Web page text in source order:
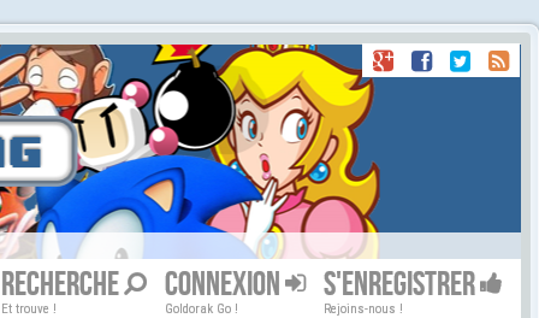
RECHERCHE
Et trouve !
CONNEXION
Goldorak Go !
S'ENREGISTRER
Rejoins-nous !